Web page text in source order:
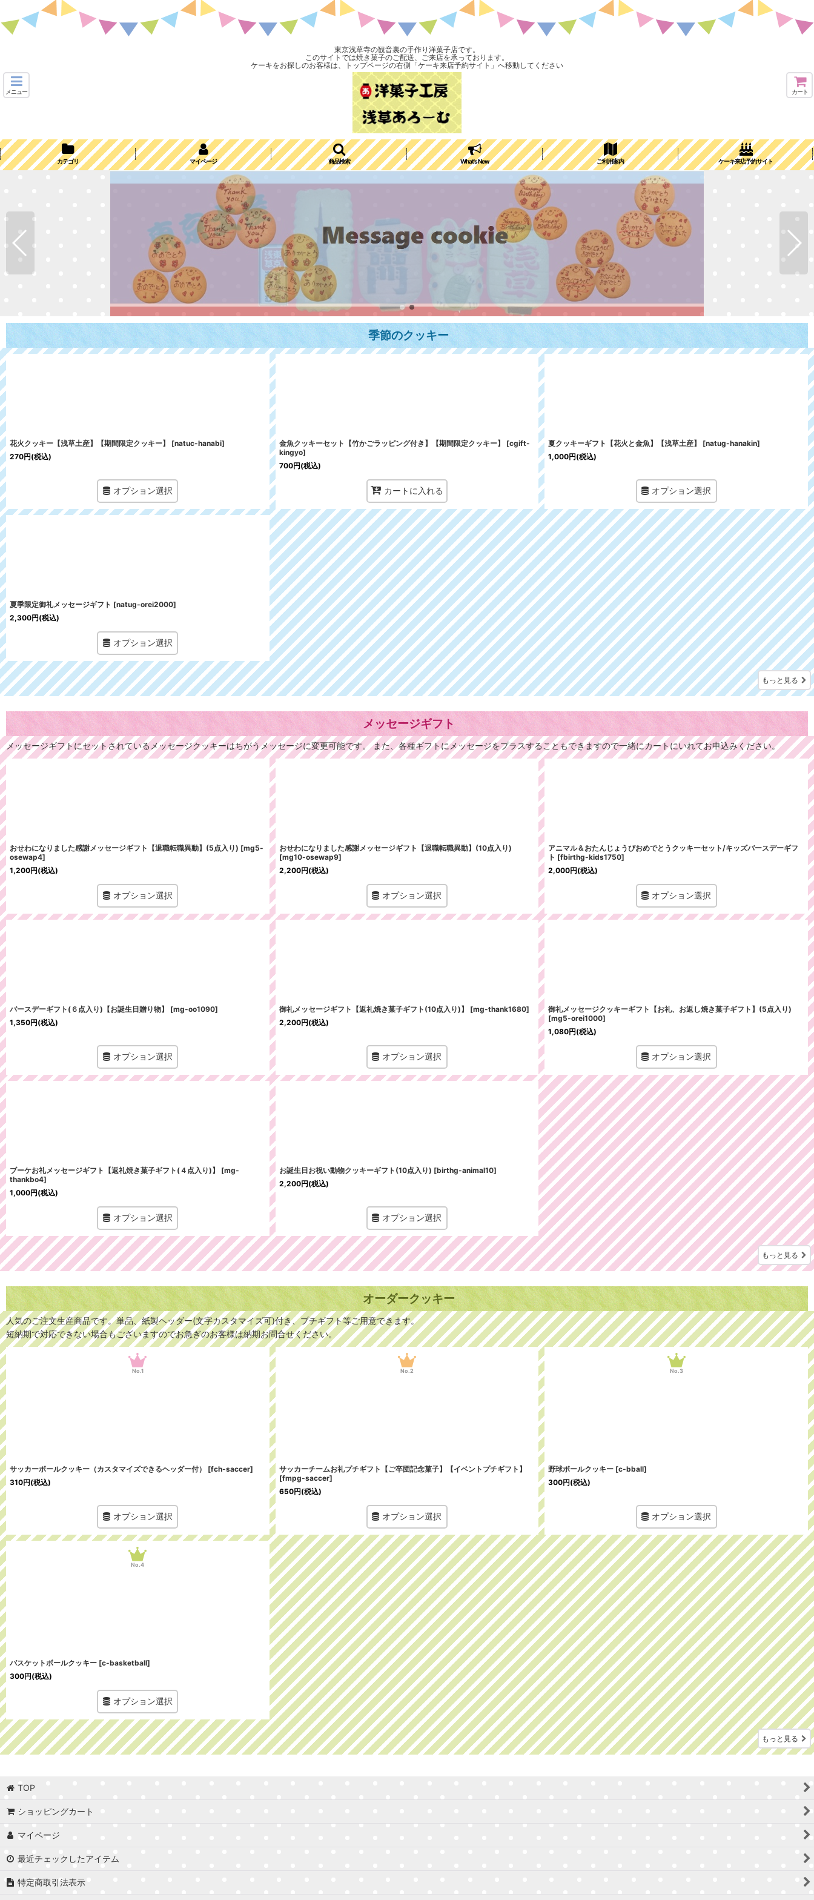
東京浅草寺の観音裏の手作り洋菓子店です。
このサイトでは焼き菓子のご配送、ご来店を承っております。
ケーキをお探しのお客様は、トップページの右側「ケーキ来店予約サイト」へ移動してください
メニュー カート
カテゴリ マイページ 商品検索 What's New ご利用案内 ケーキ来店予約サイト
季節のクッキー
花火クッキー【浅草土産】【期間限定クッキー】 [natuc-hanabi]
270円(税込)
オプション選択
金魚クッキーセット【竹かごラッピング付き】【期間限定クッキー】 [cgift-
kingyo]
700円(税込)
カートに入れる
夏クッキーギフト【花火と金魚】【浅草土産】 [natug-hanakin]
1,000円(税込)
オプション選択
夏季限定御礼メッセージギフト [natug-orei2000]
2,300円(税込)
オプション選択
もっと見る
メッセージギフト
メッセージギフトにセットされているメッセージクッキーはちがうメッセージに変更可能です。 また、各種ギフトにメッセージをプラスすることもできますので一緒にカートにいれてお申込みください。
おせわになりました感謝メッセージギフト【退職転職異動】(5点入り) [mg5-
osewap4]
1,200円(税込)
オプション選択
おせわになりました感謝メッセージギフト【退職転職異動】(10点入り)
[mg10-osewap9]
2,200円(税込)
オプション選択
アニマル＆おたんじょうびおめでとうクッキーセット/キッズバースデーギフ
ト [fbirthg-kids1750]
2,000円(税込)
オプション選択
バースデーギフト(６点入り)【お誕生日贈り物】 [mg-oo1090]
1,350円(税込)
オプション選択
御礼メッセージギフト【返礼焼き菓子ギフト(10点入り)】 [mg-thank1680]
2,200円(税込)
オプション選択
御礼メッセージクッキーギフト【お礼、お返し焼き菓子ギフト】(5点入り)
[mg5-orei1000]
1,080円(税込)
オプション選択
ブーケお礼メッセージギフト【返礼焼き菓子ギフト(４点入り)】 [mg-
thankbo4]
1,000円(税込)
オプション選択
お誕生日お祝い動物クッキーギフト(10点入り) [birthg-animal10]
2,200円(税込)
オプション選択
もっと見る
オーダークッキー
人気のご注文生産商品です。単品、紙製ヘッダー(文字カスタマイズ可)付き、プチギフト等ご用意できます。
短納期で対応できない場合もございますのでお急ぎのお客様は納期お問合せください。
No.1
サッカーボールクッキー（カスタマイズできるヘッダー付） [fch-saccer]
310円(税込)
オプション選択
No.2
サッカーチームお礼プチギフト【ご卒団記念菓子】【イベントプチギフト】
[fmpg-saccer]
650円(税込)
オプション選択
No.3
野球ボールクッキー [c-bball]
300円(税込)
オプション選択
No.4
バスケットボールクッキー [c-basketball]
300円(税込)
オプション選択
もっと見る
TOP
ショッピングカート
マイページ
最近チェックしたアイテム
特定商取引法表示